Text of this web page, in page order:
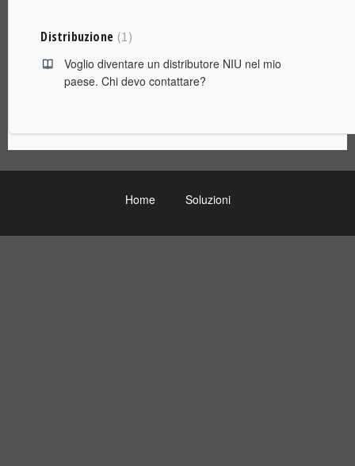
Distribuzione 1
Voglio diventare un distributore NIU nel mio
paese. Chi devo contattare?
Home Soluzioni